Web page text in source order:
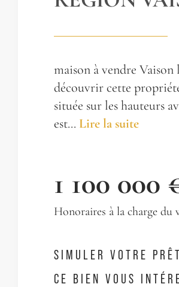
maison à vendre
découvrir cette
située sur les hauteurs
est... Lire la suite
1 100 000
Honoraires à la charge du
SIMULER VOTRE PRÊT
CE BIEN VOUS